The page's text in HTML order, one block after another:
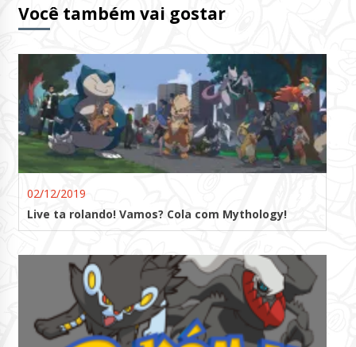
Você também vai gostar
02/12/2019
Live ta rolando! Vamos? Cola com Mythology!